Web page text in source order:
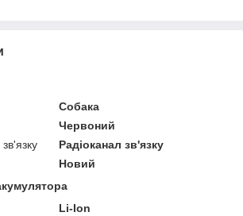
Собака
Червоний
Радіоканал зв'язку
Новий
Li-Ion